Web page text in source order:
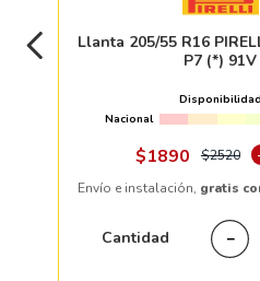
Llanta 205/55 R16
P7 (*) 91V
Disponibilidad
Nacional
$1890 $2520
Envío e instalación, gratis
Cantidad －